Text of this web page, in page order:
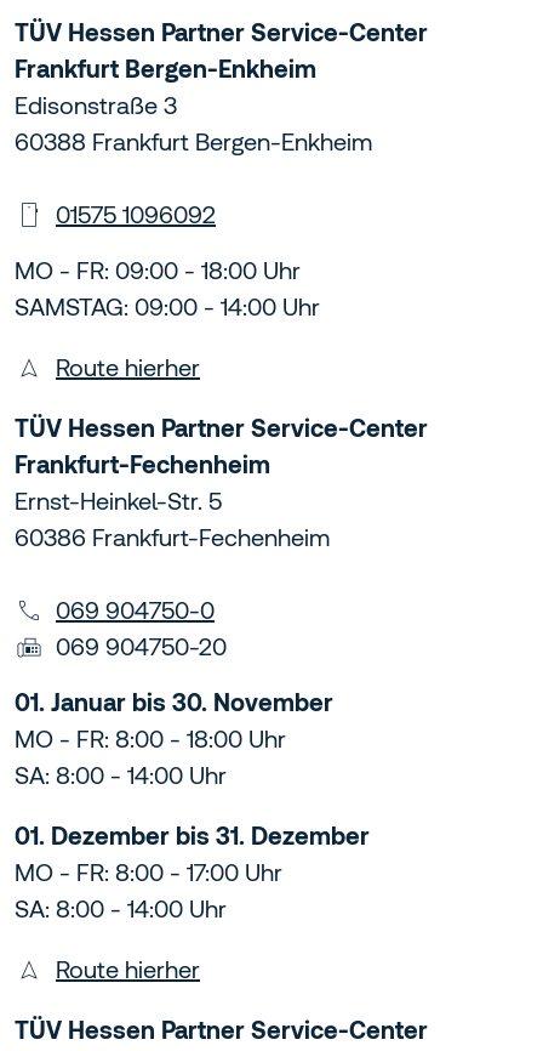
TÜV Hessen Partner Service-Center
Frankfurt Bergen-Enkheim
Edisonstraße 3
60388 Frankfurt Bergen-Enkheim
01575 1096092
MO - FR: 09:00 - 18:00 Uhr
SAMSTAG: 09:00 - 14:00 Uhr
Route hierher
TÜV Hessen Partner Service-Center
Frankfurt-Fechenheim
Ernst-Heinkel-Str. 5
60386 Frankfurt-Fechenheim
069 904750-0
069 904750-20
01. Januar bis 30. November
MO - FR: 8:00 - 18:00 Uhr
SA: 8:00 - 14:00 Uhr
01. Dezember bis 31. Dezember
MO - FR: 8:00 - 17:00 Uhr
SA: 8:00 - 14:00 Uhr
Route hierher
TÜV Hessen Partner Service-Center